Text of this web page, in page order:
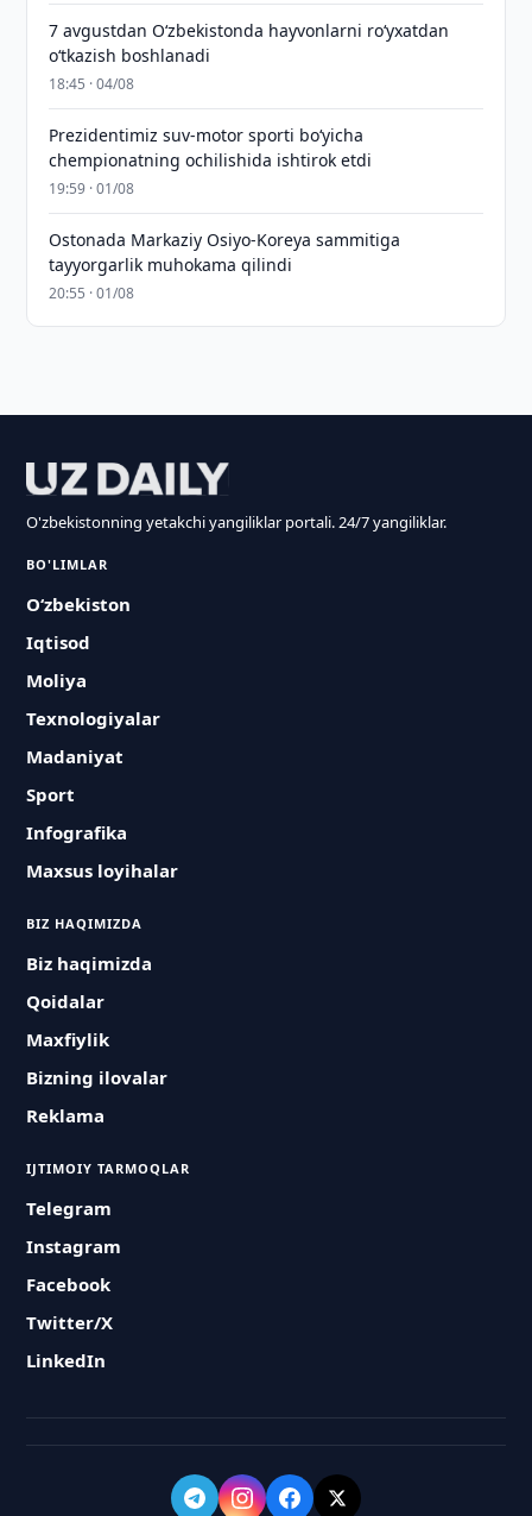
7 avgustdan O‘zbekistonda hayvonlarni ro‘yxatdan
o‘tkazish boshlanadi
18:45 · 04/08
Prezidentimiz suv-motor sporti bo‘yicha
chempionatning ochilishida ishtirok etdi
19:59 · 01/08
Ostonada Markaziy Osiyo-Koreya sammitiga
tayyorgarlik muhokama qilindi
20:55 · 01/08
O'zbekistonning yetakchi yangiliklar portali. 24/7 yangiliklar.
BO'LIMLAR
O‘zbekiston
Iqtisod
Moliya
Texnologiyalar
Madaniyat
Sport
Infografika
Maxsus loyihalar
BIZ HAQIMIZDA
Biz haqimizda
Qoidalar
Maxfiylik
Bizning ilovalar
Reklama
IJTIMOIY TARMOQLAR
Telegram
Instagram
Facebook
Twitter/X
LinkedIn